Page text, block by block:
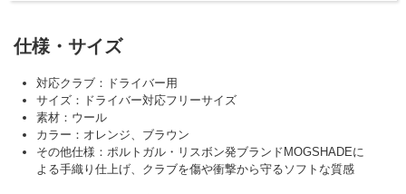
仕様・サイズ
対応クラブ：ドライバー用
サイズ：ドライバー対応フリーサイズ
素材：ウール
カラー：オレンジ、ブラウン
その他仕様：ポルトガル・リスボン発ブランドMOGSHADEに
よる手織り仕上げ、クラブを傷や衝撃から守るソフトな質感